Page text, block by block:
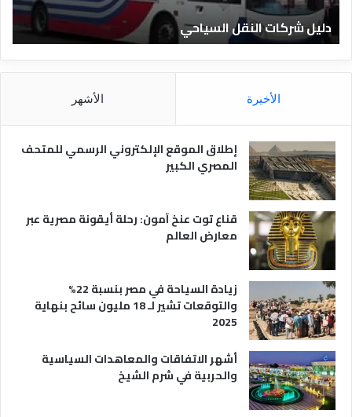
ت
ل
ن
ق
ل
س
ح
ي
دليل شركات النقل السياحي
ا
ر
الأخيرة الأشهر
إطلاق الموقع الإلكتروني الرسمي للمتحف
المصري الكبير
قناع توت عنخ آمون: رحلة أيقونة مصرية عبر
معارض العالم
زيادة السياحة في مصر بنسبة 22%
والتوقعات تشير لـ 18 مليون سائح بنهاية
2025
أشهر الاتفاقات والمعاهدات السياسية
والحربية في شرم الشيخ